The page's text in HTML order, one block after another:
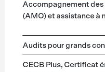
Accompagnement des
(AMO) et assistance à
Audits pour grands
CECB Plus, Certificat